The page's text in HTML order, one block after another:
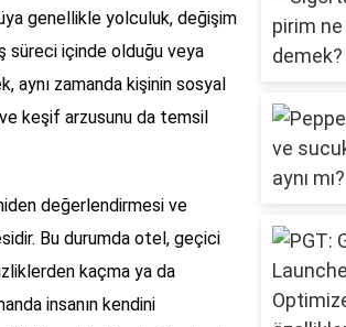
genellikle yolculuk, değişim
süreci içinde olduğu veya
aynı zamanda kişinin sosyal
keşif arzusunu da temsil
değerlendirmesi ve
Bu durumda otel, geçici
kaçma ya da
insanın kendini